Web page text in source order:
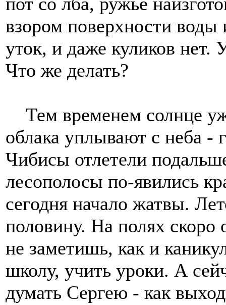
взором поверхности воды
уток, и даже куликов нет.
Что же делать?
Тем временем солнце
облака уплывают с неба -
Чибисы отлетели
лесополосы по-явились
сегодня начало жатвы.
половину. На полях скоро
не заметишь, как и
школу, учить уроки. А
думать Сергею - как